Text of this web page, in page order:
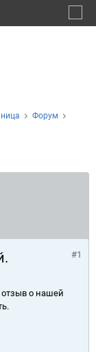
Форум
#1
отзыв о нашей